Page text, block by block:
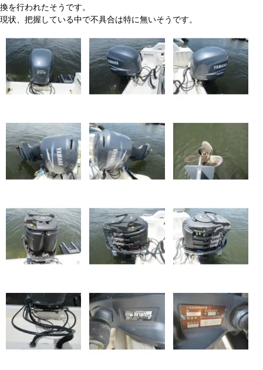
換を行われたそうです。
現状、把握している中で不具合は特に無いそうです。